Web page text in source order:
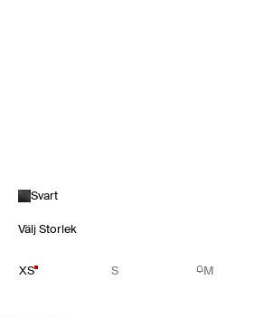
Svart
Välj Storlek
XS S M